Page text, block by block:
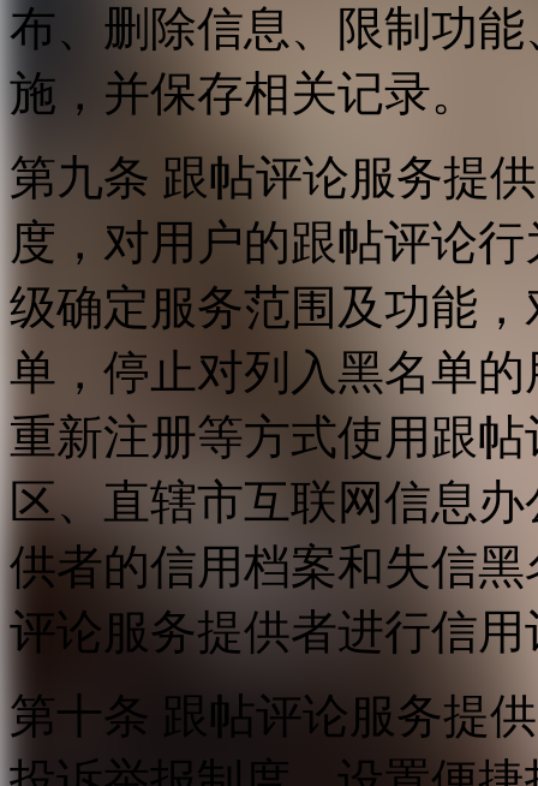
布、删除信息、限制功
施，并保存相关记录。
第九条 跟帖评论服务提
度，对用户的跟帖评论
级确定服务范围及功能
单，停止对列入黑名单
重新注册等方式使用跟
区、直辖市互联网信息
供者的信用档案和失信
评论服务提供者进行信用
第十条 跟帖评论服务提